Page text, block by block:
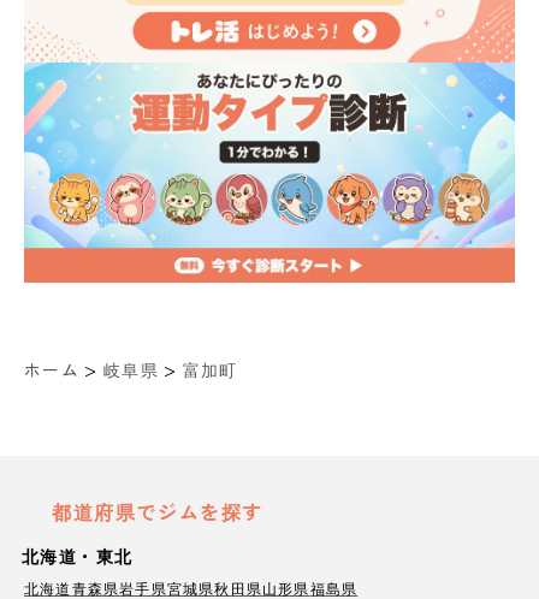
ホーム > 岐阜県 > 富加町
都道府県でジムを探す
北海道・東北
北海道青森県岩手県宮城県秋田県山形県福島県